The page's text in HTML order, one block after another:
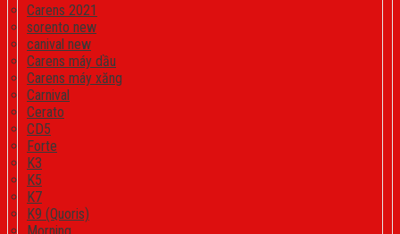
Carens 2021
sorento new
canival new
Carens máy dầu
Carens máy xăng
Carnival
Cerato
CD5
Forte
K3
K5
K7
K9 (Quoris)